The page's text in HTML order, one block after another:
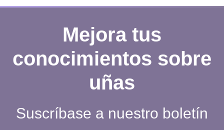
Mejora tus
conocimientos sobre
uñas
Suscríbase a nuestro boletín